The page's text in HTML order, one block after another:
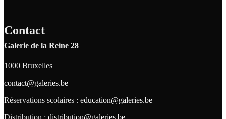
Contact
Galerie de la Reine 28
1000 Bruxelles
contact@galeries.be
Réservations scolaires : education@galeries.be
Distribution : distribution@galeries.be